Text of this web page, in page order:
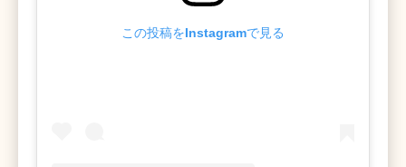
この投稿をInstagramで見る